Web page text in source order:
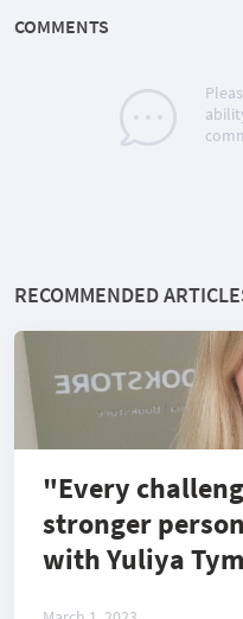
COMMENTS
RECOMMENDED
"Every
stronger
with Yuliya